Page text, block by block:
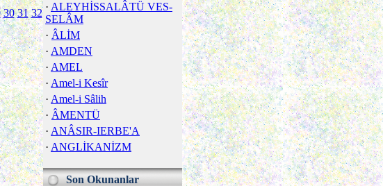
· ALEYHİSSALÂTÜ VES-
SELÂM
· ÂLİM
· AMDEN
· AMEL
· Amel-i Kesîr
· Amel-i Sâlih
· ÂMENTÜ
· ANÂSIR-IERBE'A
· ANGLİKANİZM
Son Okunanlar
30 31 32